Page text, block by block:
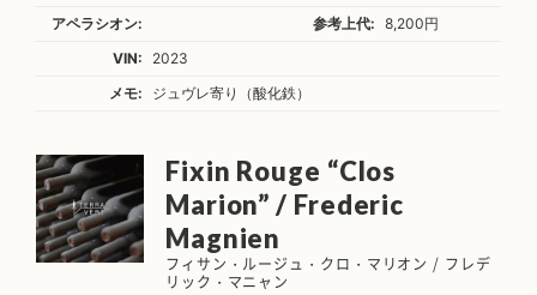
アペラシオン: 参考上代:
8,200円
VIN:
2023
メモ:
ジュヴレ寄り（酸化鉄）
Fixin Rouge “Clos
Marion” / Frederic
Magnien
フィサン・ルージュ・クロ・マリオン / フレデ
リック・マニャン